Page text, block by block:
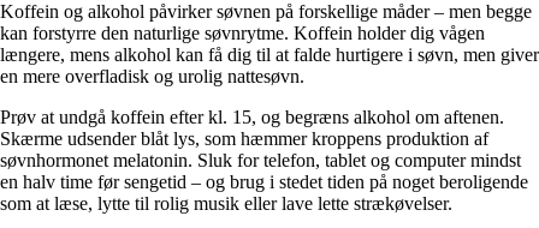
Koffein og alkohol påvirker søvnen på forskellige måder – men begge
kan forstyrre den naturlige søvnrytme. Koffein holder dig vågen
længere, mens alkohol kan få dig til at falde hurtigere i søvn, men giver
en mere overfladisk og urolig nattesøvn.
Prøv at undgå koffein efter kl. 15, og begræns alkohol om aftenen.
Skærme udsender blåt lys, som hæmmer kroppens produktion af
søvnhormonet melatonin. Sluk for telefon, tablet og computer mindst
en halv time før sengetid – og brug i stedet tiden på noget beroligende
som at læse, lytte til rolig musik eller lave lette strækøvelser.